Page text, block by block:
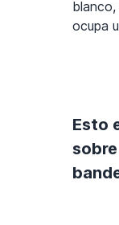
ocupa
Esto